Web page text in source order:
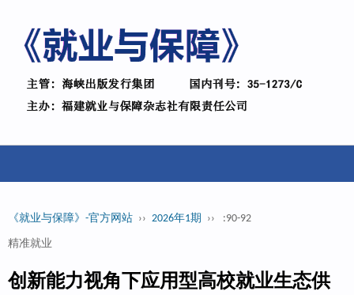
《就业与保障》-官方网站 ›› 2026年1期 ›› :90-92
精准就业
创新能力视角下应用型高校就业生态供